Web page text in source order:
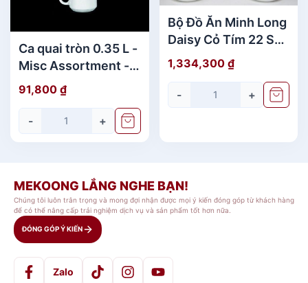
Ca quai tròn 0.35 L -
Misc Assortment -
Trắng
91,800 ₫
- +
Bộ Đồ Ăn Minh Long
Daisy Cỏ Tím 22 Sản
Phẩm Đẹp
1,334,300 ₫
- +
MEKOONG LẮNG NGHE BẠN!
Chúng tôi luôn trân trọng và mong đợi nhận được mọi ý kiến đóng góp từ khách hàng
để có thể nâng cấp trải nghiệm dịch vụ và sản phẩm tốt hơn nữa.
ĐÓNG GÓP Ý KIẾN
Zalo